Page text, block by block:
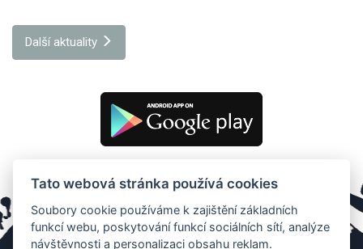
Další aktuality
Tato webová stránka používá cookies
Soubory cookie používáme k zajištění základních
funkcí webu, poskytování funkcí sociálních sítí, analýze
návštěvnosti a personalizaci obsahu reklam.